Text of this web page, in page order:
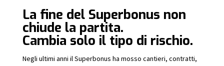
La fine del Superbonus non
chiude la partita.
Cambia solo il tipo di rischio.
Negli ultimi anni il Superbonus ha mosso cantieri, contratti,